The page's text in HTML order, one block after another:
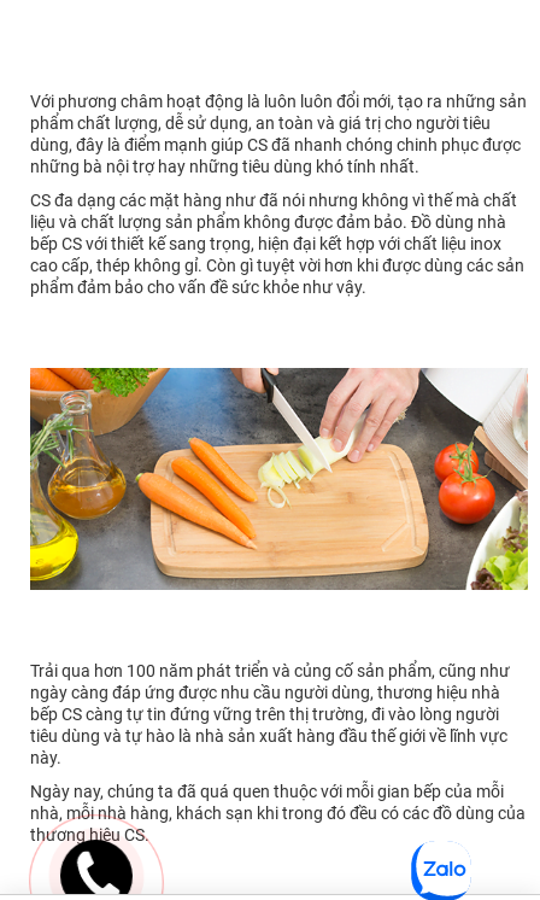
Với phương châm hoạt động là luôn luôn đổi mới, tạo ra những sản
phẩm chất lượng, dễ sử dụng, an toàn và giá trị cho người tiêu
dùng, đây là điểm mạnh giúp CS đã nhanh chóng chinh phục được
những bà nội trợ hay những tiêu dùng khó tính nhất.
CS đa dạng các mặt hàng như đã nói nhưng không vì thế mà chất
liệu và chất lượng sản phẩm không được đảm bảo. Đồ dùng nhà
bếp CS với thiết kế sang trọng, hiện đại kết hợp với chất liệu inox
cao cấp, thép không gỉ. Còn gì tuyệt vời hơn khi được dùng các sản
phẩm đảm bảo cho vấn đề sức khỏe như vậy.
Trải qua hơn 100 năm phát triển và củng cố sản phẩm, cũng như
ngày càng đáp ứng được nhu cầu người dùng, thương hiệu nhà
bếp CS càng tự tin đứng vững trên thị trường, đi vào lòng người
tiêu dùng và tự hào là nhà sản xuất hàng đầu thế giới về lĩnh vực
này.
Ngày nay, chúng ta đã quá quen thuộc với mỗi gian bếp của mỗi
nhà, mỗi nhà hàng, khách sạn khi trong đó đều có các đồ dùng của
thương hiệu CS.